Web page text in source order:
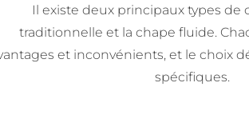
Il existe deux principaux types de
traditionnelle et la chape fluide.
et inconvénients, et le choix
spécifiques.